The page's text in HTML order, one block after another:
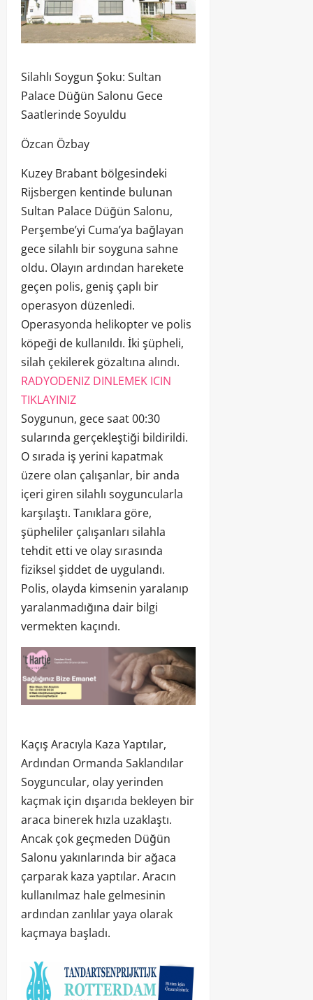
Silahlı Soygun Şoku: Sultan
Palace Düğün Salonu Gece
Saatlerinde Soyuldu
Özcan Özbay
Kuzey Brabant bölgesindeki
Rijsbergen kentinde bulunan
Sultan Palace Düğün Salonu,
Perşembe’yi Cuma’ya bağlayan
gece silahlı bir soyguna sahne
oldu. Olayın ardından harekete
geçen polis, geniş çaplı bir
operasyon düzenledi.
Operasyonda helikopter ve polis
köpeği de kullanıldı. İki şüpheli,
silah çekilerek gözaltına alındı.
RADYODENIZ DINLEMEK ICIN
TIKLAYINIZ
Soygunun, gece saat 00:30
sularında gerçekleştiği bildirildi.
O sırada iş yerini kapatmak
üzere olan çalışanlar, bir anda
içeri giren silahlı soyguncularla
karşılaştı. Tanıklara göre,
şüpheliler çalışanları silahla
tehdit etti ve olay sırasında
fiziksel şiddet de uygulandı.
Polis, olayda kimsenin yaralanıp
yaralanmadığına dair bilgi
vermekten kaçındı.
Kaçış Aracıyla Kaza Yaptılar,
Ardından Ormanda Saklandılar
Soyguncular, olay yerinden
kaçmak için dışarıda bekleyen bir
araca binerek hızla uzaklaştı.
Ancak çok geçmeden Düğün
Salonu yakınlarında bir ağaca
çarparak kaza yaptılar. Aracın
kullanılmaz hale gelmesinin
ardından zanlılar yaya olarak
kaçmaya başladı.